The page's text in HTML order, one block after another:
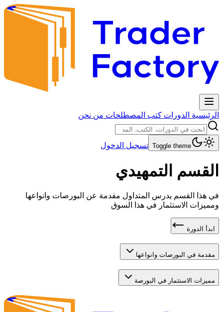
الرئيسية الدورات كتب المصطلحات من نحن
Toggle theme تسجيل الدخول
القسم التمهيدي
في هذا القسم يدرس المتداول مقدمة عن البورصات وانواعها
ومميزات الاستثمار في هذا السوق
ابدأ الدورة
مقدمة في البورصات وانواعها
مميزات الاستثمار في البورصة